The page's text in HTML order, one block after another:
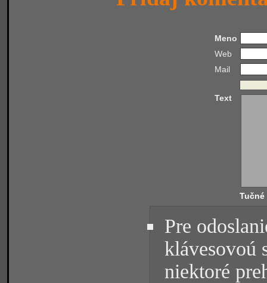
Meno
Web
Mail
Text
Tučné
Pre
klávesovoú
niektoré